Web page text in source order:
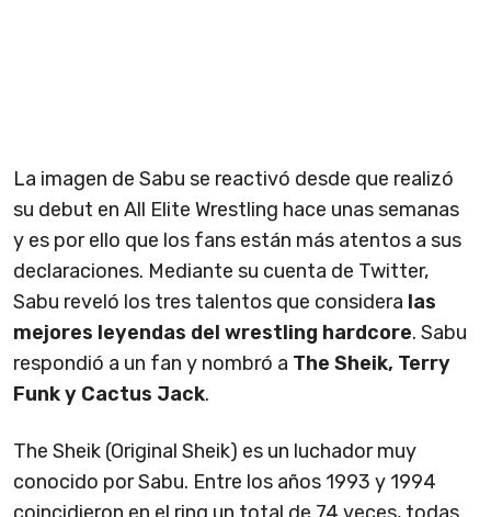
La imagen de Sabu se reactivó desde que realizó
su debut en All Elite Wrestling hace unas semanas
y es por ello que los fans están más atentos a sus
declaraciones. Mediante su cuenta de Twitter,
Sabu reveló los tres talentos que considera las
mejores leyendas del wrestling hardcore. Sabu
respondió a un fan y nombró a The Sheik, Terry
Funk y Cactus Jack.
The Sheik (Original Sheik) es un luchador muy
conocido por Sabu. Entre los años 1993 y 1994